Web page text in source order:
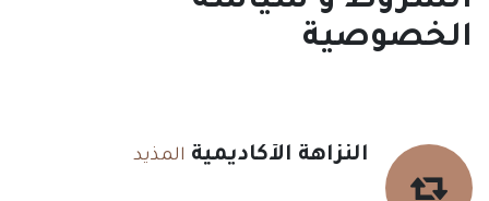
الخصوصية
النزاهة الأكاديمية المذيد